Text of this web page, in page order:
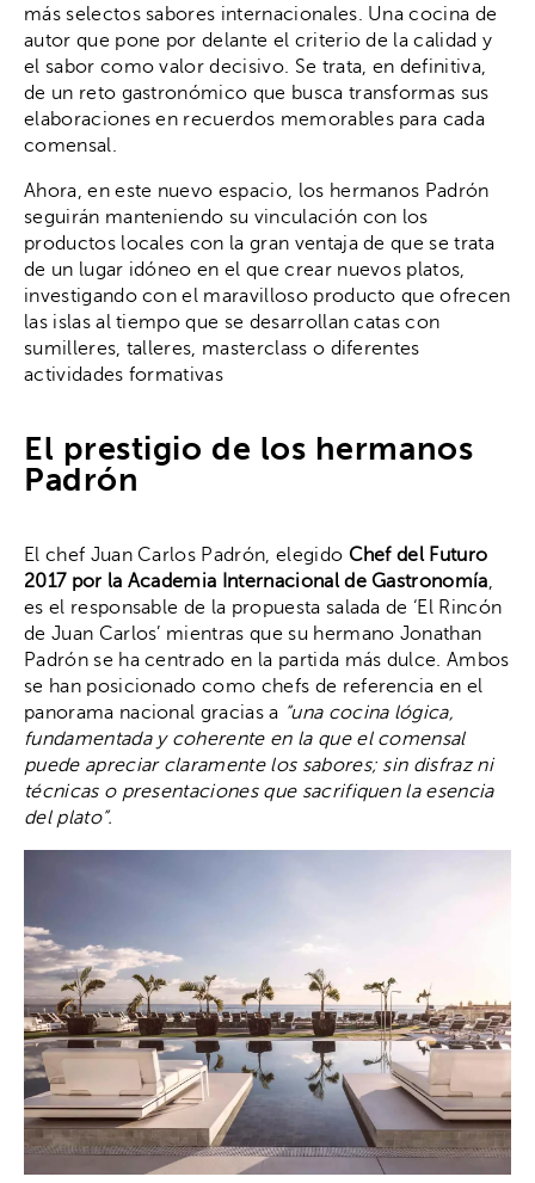
más selectos sabores internacionales. Una cocina de
autor que pone por delante el criterio de la calidad y
el sabor como valor decisivo. Se trata, en definitiva,
de un reto gastronómico que busca transformas sus
elaboraciones en recuerdos memorables para cada
comensal.
Ahora, en este nuevo espacio, los hermanos Padrón
seguirán manteniendo su vinculación con los
productos locales con la gran ventaja de que se trata
de un lugar idóneo en el que crear nuevos platos,
investigando con el maravilloso producto que ofrecen
las islas al tiempo que se desarrollan catas con
sumilleres, talleres, masterclass o diferentes
actividades formativas
El prestigio de los hermanos
Padrón
El chef Juan Carlos Padrón, elegido Chef del Futuro
2017 por la Academia Internacional de Gastronomía,
es el responsable de la propuesta salada de ‘El Rincón
de Juan Carlos’ mientras que su hermano Jonathan
Padrón se ha centrado en la partida más dulce. Ambos
se han posicionado como chefs de referencia en el
panorama nacional gracias a “una cocina lógica,
fundamentada y coherente en la que el comensal
puede apreciar claramente los sabores; sin disfraz ni
técnicas o presentaciones que sacrifiquen la esencia
del plato”.